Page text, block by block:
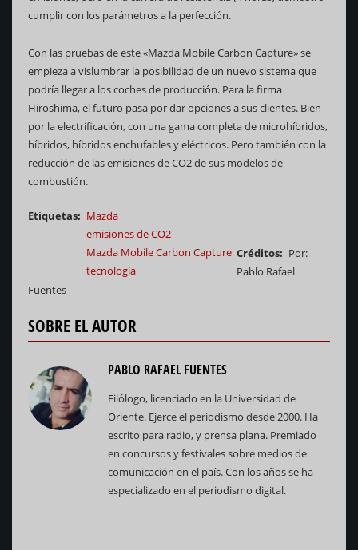
cumplir con los parámetros a la perfección.
Con las pruebas de este «Mazda Mobile Carbon Capture» se
empieza a vislumbrar la posibilidad de un nuevo sistema que
podría llegar a los coches de producción. Para la firma
Hiroshima, el futuro pasa por dar opciones a sus clientes. Bien
por la electrificación, con una gama completa de microhíbridos,
híbridos, híbridos enchufables y eléctricos. Pero también con la
reducción de las emisiones de CO2 de sus modelos de
combustión.
Etiquetas
Mazda
emisiones de CO2
Mazda Mobile Carbon Capture
tecnología
Créditos
Por:
Pablo Rafael
Fuentes
SOBRE EL AUTOR
PABLO RAFAEL FUENTES
Filólogo, licenciado en la Universidad de
Oriente. Ejerce el periodismo desde 2000. Ha
escrito para radio, y prensa plana. Premiado
en concursos y festivales sobre medios de
comunicación en el país. Con los años se ha
especializado en el periodismo digital.